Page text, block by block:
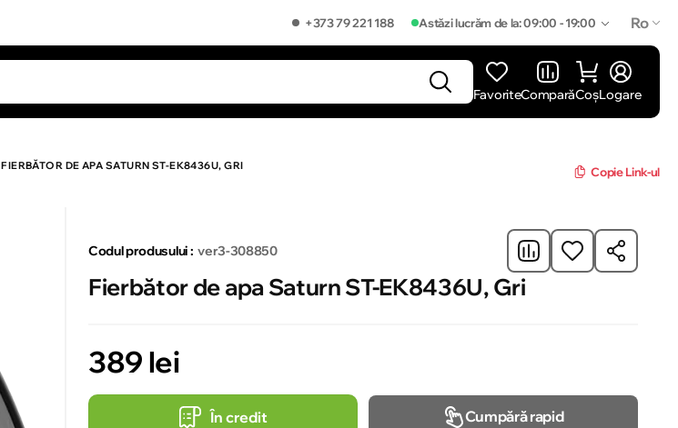
+373 79 221 188 Astăzi lucrăm de la: 09:00 - 19:00 Ro
FavoriteComparăCoșLogare
FIERBĂTOR DE APA SATURN ST-EK8436U, GRI Copie Link-ul
Codul produsului : ver3-308850
Fierbător de apa Saturn ST-EK8436U, Gri
389 lei
În credit Cumpără rapid